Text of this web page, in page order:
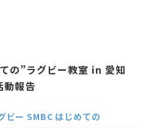
の”ラグビー教室 in 愛知
報告
ビー SMBC はじめての